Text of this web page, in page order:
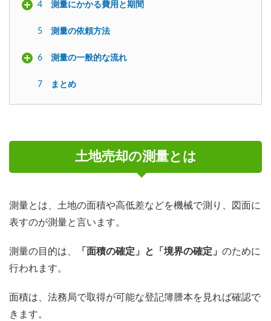
4 測量にかかる費用と期間
5 測量の依頼方法
6 測量の一般的な流れ
7 まとめ
土地売却の測量とは
測量とは、土地の面積や高低差などを機械で測り、図面に
表すのが測量と言います。
測量の目的は、 「面積の確定」と「境界の確定」 のために
行われます。
面積は、法務局で取得が可能な登記簿謄本を見れば確認で
きます。